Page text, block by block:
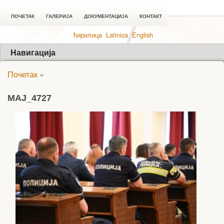
ПОЧЕТАК ГАЛЕРИЈА ДОКУМЕНТАЦИЈА КОНТАКТ
ћирилица Latinica English
Навигација
Почетак »
MAJ_4727